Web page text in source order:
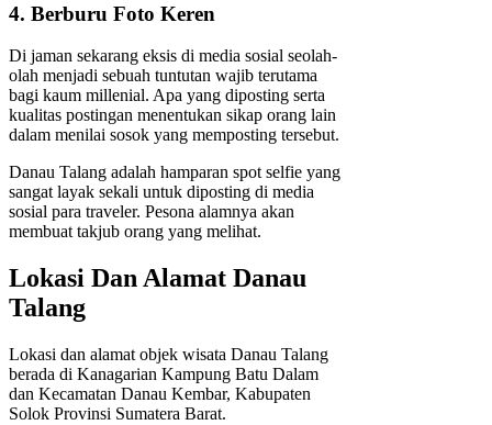
4. Berburu Foto Keren
Di jaman sekarang eksis di media sosial seolah-
olah menjadi sebuah tuntutan wajib terutama
bagi kaum millenial. Apa yang diposting serta
kualitas postingan menentukan sikap orang lain
dalam menilai sosok yang memposting tersebut.
Danau Talang adalah hamparan spot selfie yang
sangat layak sekali untuk diposting di media
sosial para traveler. Pesona alamnya akan
membuat takjub orang yang melihat.
Lokasi Dan Alamat Danau
Talang
Lokasi dan alamat objek wisata Danau Talang
berada di Kanagarian Kampung Batu Dalam
dan Kecamatan Danau Kembar, Kabupaten
Solok Provinsi Sumatera Barat.